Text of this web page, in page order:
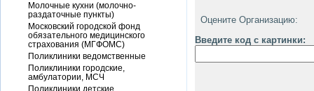
Оцените Организацию:
Введите код с картинки:
Молочные кухни (молочно-
раздаточные пункты)
Московский городской фонд
обязательного медицинского
страхования (МГФОМС)
Поликлиники ведомственные
Поликлиники городские,
амбулатории, МСЧ
Поликлиники детские